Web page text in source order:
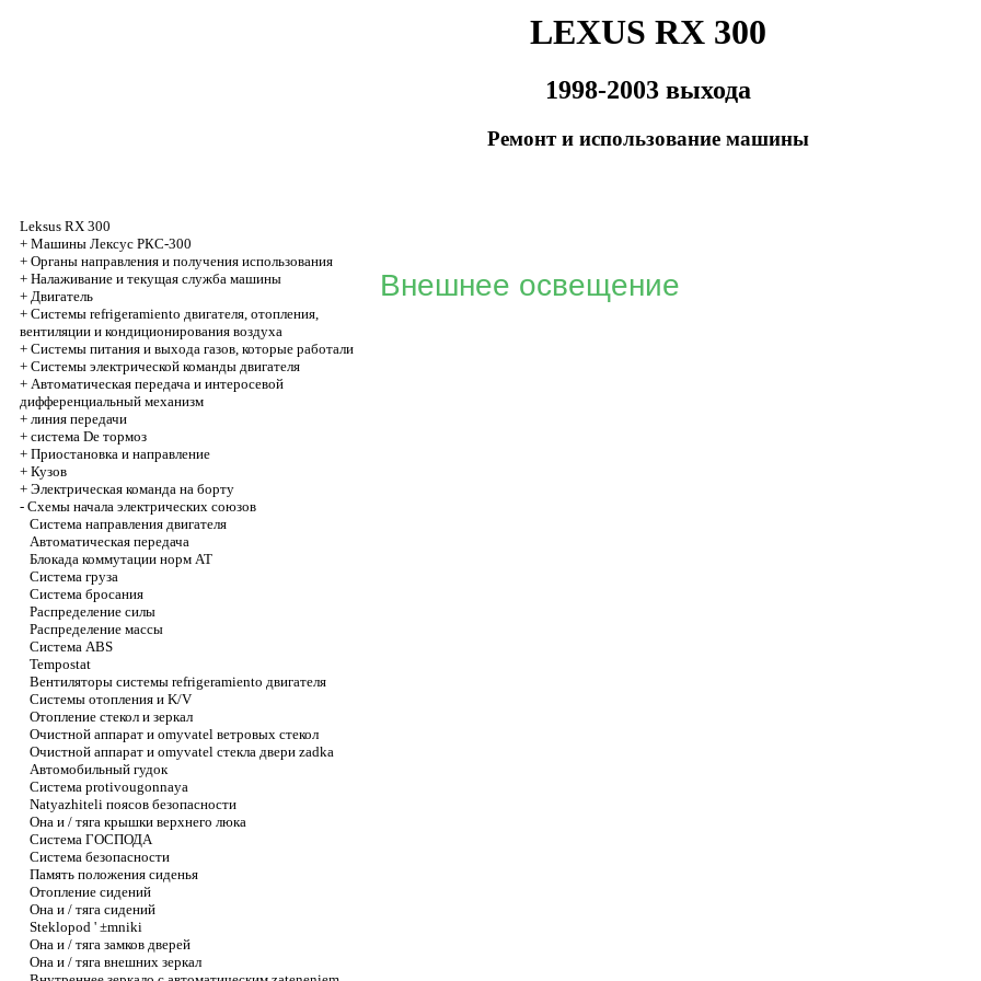
LEXUS RX 300
1998-2003 выхода
Ремонт и использование машины
Leksus RX 300
+ Машины Лексус РКС-300
+ Органы направления и получения использования
+ Налаживание и текущая служба машины
+ Двигатель
+ Системы refrigeramiento двигателя, отопления,
вентиляции и кондиционирования воздуха
+ Системы питания и выхода газов, которые работали
+ Системы электрической команды двигателя
+ Автоматическая передача и интеросевой
дифференциальный механизм
+ линия передачи
+ система De тормоз
+ Приостановка и направление
+ Кузов
+ Электрическая команда на борту
- Схемы начала электрических союзов
Система направления двигателя
Автоматическая передача
Блокада коммутации норм AT
Система груза
Система бросания
Распределение силы
Распределение массы
Система ABS
Tempostat
Вентиляторы системы refrigeramiento двигателя
Системы отопления и K/V
Отопление стекол и зеркал
Очистной аппарат и omyvatel ветровых стекол
Очистной аппарат и omyvatel стекла двери zadka
Автомобильный гудок
Система protivougonnaya
Natyazhiteli поясов безопасности
Она и / тяга крышки верхнего люка
Система ГОСПОДА
Система безопасности
Память положения сиденья
Отопление сидений
Она и / тяга сидений
Steklopod ' ±mniki
Она и / тяга замков дверей
Она и / тяга внешних зеркал
Внешнее освещение